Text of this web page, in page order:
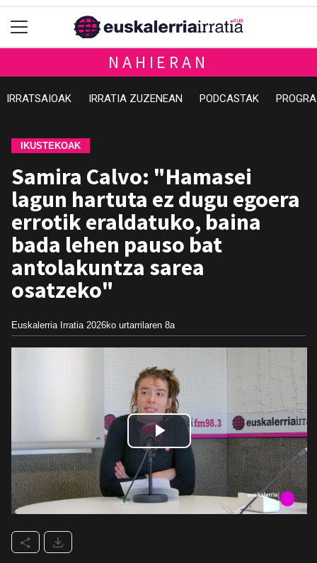
NAHIERAN
IRRATSAIOAK IRRATIA ZUZENEAN PODCASTAK
IKUSTEKOAK
Samira Calvo: "Hamasei
lagun hartuta ez dugu egoera
errotik eraldatuko, baina
bada lehen pauso bat
antolakuntza sarea
osatzeko"
Euskalerria Irratia 2026ko urtarrilaren 8a